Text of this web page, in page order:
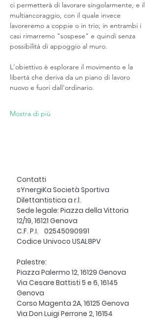
ci permetterà di lavorare singolarmente, e il
multiancoraggio, con il quale invece
lavoreremo a coppie o in trio; in entrambi i
casi rimarremo "sospese" e quindi senza
possibilità di appoggio al muro.
L'obiettivo è esplorare il movimento e la
libertà che deriva da un piano di lavoro
nuovo e fuori dall'ordinario.
Mostra di più
Contatti
sYnergiKa Società Sportiva
Dilettantistica a r.l.
Sede legale: Piazza della Vittoria
12/19, 16121 Genova
C.F. P.I. 02545090991
Codice Univoco USAL8PV
Palestre:
Piazza Palermo 12, 16129 Genova
Via Cesare Battisti 5 e 6, 16145
Genova
Corso Magenta 2A, 16125 Genova
Via Don Luigi Perrone 2, 16154